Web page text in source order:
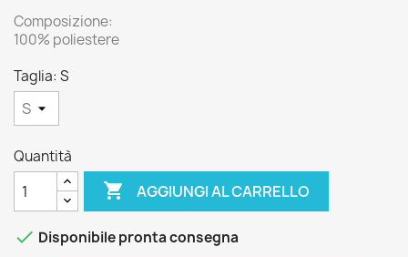
Composizione:
100% poliestere
Taglia: S
Quantità
 AGGIUNGI AL CARRELLO
 Disponibile pronta consegna